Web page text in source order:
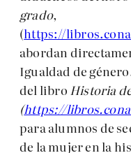
grado,
(https://
abordan
Igualdad de
del libro Historia
(https://
para alumnos de
de la mujer en la